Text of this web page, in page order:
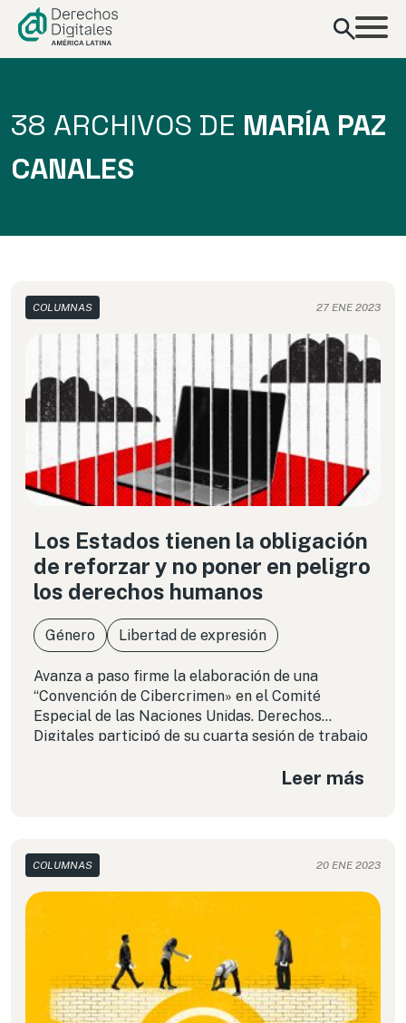
contenido
38 ARCHIVOS DE MARÍA PAZ
CANALES
COLUMNAS 27 ENE 2023
Los Estados tienen la obligación
de reforzar y no poner en peligro
los derechos humanos
Género Libertad de expresión
Avanza a paso firme la elaboración de una
“Convención de Cibercrimen» en el Comité
Especial de las Naciones Unidas. Derechos
Digitales participó de su cuarta sesión de trabajo
nuestras principales preocupaciones?, y ¿por qué
Leer más
COLUMNAS 20 ENE 2023